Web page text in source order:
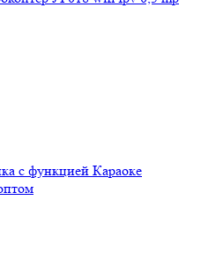
с функцией Караоке